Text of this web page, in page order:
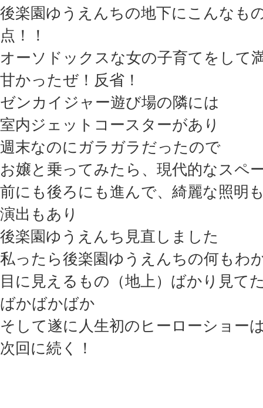
後楽園ゆうえんちの地下にこんなも
点！！
オーソドックスな女の子育てをし
甘かったぜ！反省！
ゼンカイジャー遊び場の隣には
室内ジェットコースターがあり
週末なのにガラガラだったので
お嬢と乗ってみたら、現代的なスペ
前にも後ろにも進んで、綺麗な照明
演出もあり
後楽園ゆうえんち見直しました
私ったら後楽園ゆうえんちの何もわ
目に見えるもの（地上）ばかり見て
ばかばかばか
そして遂に人生初のヒーローショー
次回に続く！